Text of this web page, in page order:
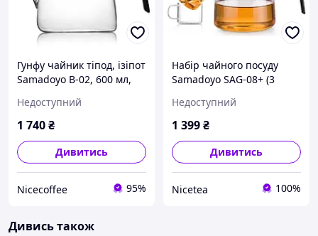
Гунфу чайник тіпод, ізіпот
Samadoyo B-02, 600 мл,
скляний з кнопкою,
китайський
Недоступний
1 740₴
Дивитись
Nicecoffee 95%
Набір чайного посуду
Samadoyo SAG-08+ (3
Недоступний
1 399₴
Дивитись
Nicetea 100%
Дивись також